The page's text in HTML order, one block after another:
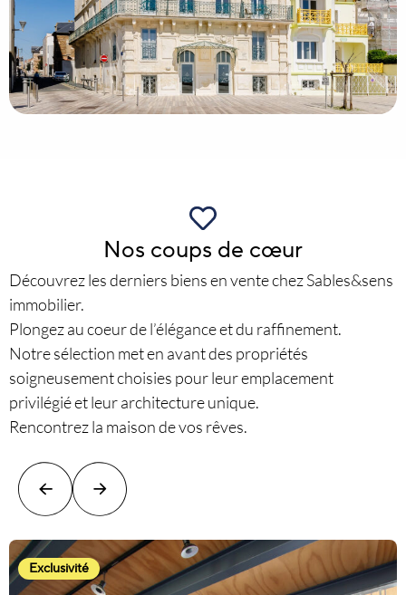
Nos coups de cœur
Découvrez les derniers biens en vente chez Sables&sens
immobilier.
Plongez au coeur de l’élégance et du raffinement.
Notre sélection met en avant des propriétés
soigneusement choisies pour leur emplacement
privilégié et leur architecture unique.
Rencontrez la maison de vos rêves.
Exclusivité